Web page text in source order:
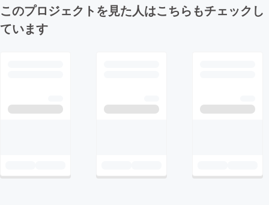
このプロジェクトを見た人はこちらもチェックし
ています